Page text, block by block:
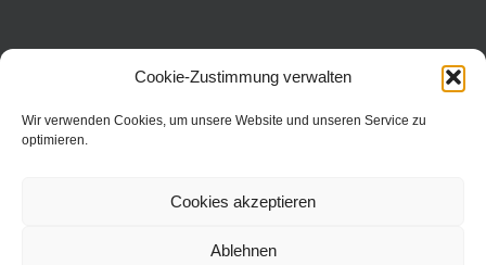
Cookie-Zustimmung verwalten
Wir verwenden Cookies, um unsere Website und unseren Service zu
optimieren.
Cookies akzeptieren
Ablehnen